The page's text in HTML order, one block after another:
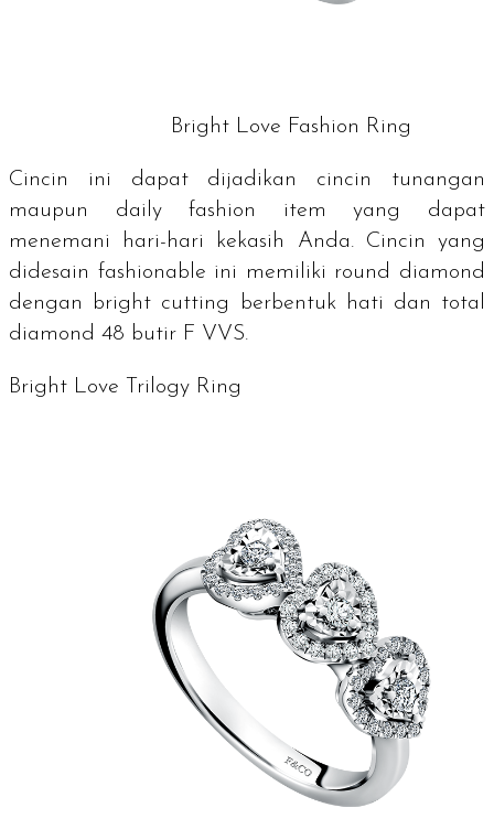
Bright Love Fashion Ring
Cincin ini dapat dijadikan cincin tunangan
maupun daily fashion item yang dapat
menemani hari-hari kekasih Anda. Cincin yang
didesain fashionable ini memiliki round diamond
dengan
bright cutting
berbentuk hati dan total
diamond 48 butir F VVS.
Bright Love Trilogy Ring